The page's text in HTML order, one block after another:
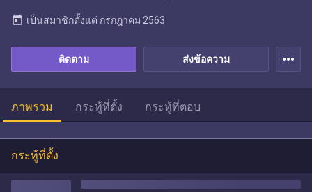
ส่งข้อความ
ติดตาม
today เป็นสมาชิกตั้งแต่ กรกฎาคม 2563
more_horiz
ภาพรวม กระทู้ที่ตั้ง กระทู้ที่ตอบ
กระทู้ที่ตั้ง